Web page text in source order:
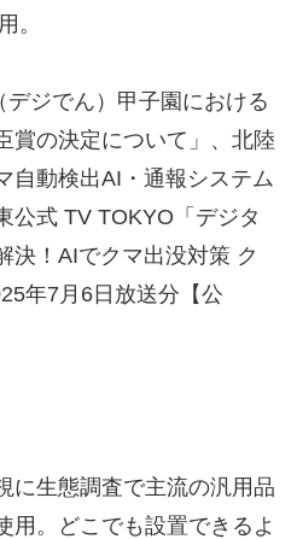
。
デジでん）甲子園における
賞の決定について」、北陸
自動検出AI・通報システム
公式 TV TOKYO「デジタ
決！AIでクマ出没対策 ク
年7月6日放送分【公
に生態調査で主流の汎用品
用。どこでも設置できるよ